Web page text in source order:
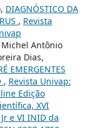
DIAGNÓSTICO DA
, Revista
Antônio
Dias,
EMERGENTES
, Revista Univap:
Edição
XVI
e VI INID da